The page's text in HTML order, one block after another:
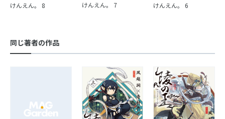
けんえん。 8 けんえん。 7 けんえん。 6
同じ著者の作品